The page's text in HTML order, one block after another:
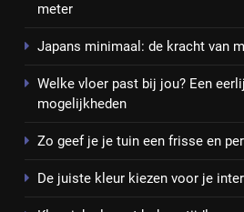
meter
Japans minimaal: de kracht van
Welke vloer past bij jou? Een
mogelijkheden
Zo geef je je tuin een frisse en
De juiste kleur kiezen voor je